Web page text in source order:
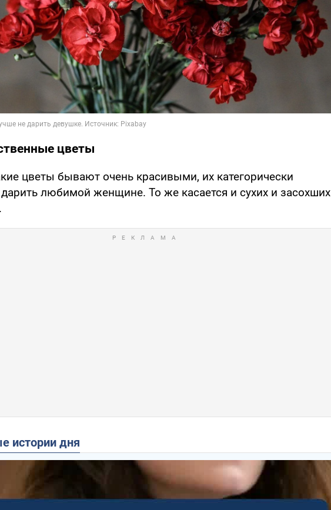
цветы
цветы бывают очень красивыми, их категорически
дарить любимой женщине. То же касается и сухих и засохших
истории дня